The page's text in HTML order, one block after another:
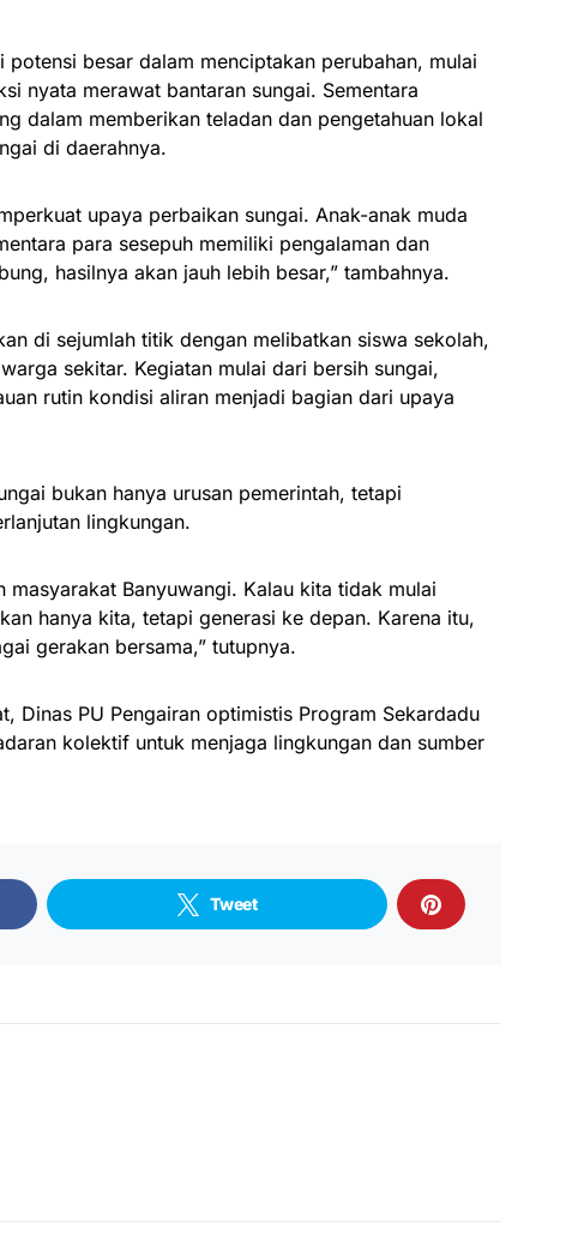
besar dalam menciptakan perubahan, mulai
nyata merawat bantaran sungai. Sementara
dalam memberikan teladan dan pengetahuan lokal
di daerahnya.
upaya perbaikan sungai. Anak-anak muda
para sesepuh memiliki pengalaman dan
hasilnya akan jauh lebih besar,” tambahnya.
di sejumlah titik dengan melibatkan siswa sekolah,
sekitar. Kegiatan mulai dari bersih sungai,
rutin kondisi aliran menjadi bagian dari upaya
bukan hanya urusan pemerintah, tetapi
lingkungan.
masyarakat Banyuwangi. Kalau kita tidak mulai
hanya kita, tetapi generasi ke depan. Karena itu,
gerakan bersama,” tutupnya.
Dinas PU Pengairan optimistis Program Sekardadu
kolektif untuk menjaga lingkungan dan sumber
Tweet